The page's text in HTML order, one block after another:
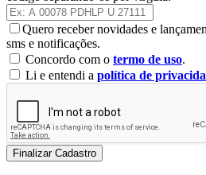
Quero receber novidades e
sms e notificações.
Concordo com o termo de uso.
Li e entendi a política de